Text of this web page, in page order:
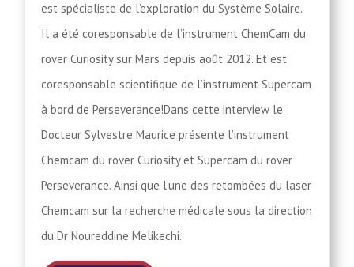
est spécialiste de l’exploration du Système Solaire.
Il a été coresponsable de l’instrument ChemCam du
rover Curiosity sur Mars depuis août 2012. Et est
coresponsable scientifique de l’instrument Supercam
à bord de Perseverance!Dans cette interview le
Docteur Sylvestre Maurice présente l’instrument
Chemcam du rover Curiosity et Supercam du rover
Perseverance. Ainsi que l’une des retombées du laser
Chemcam sur la recherche médicale sous la direction
du Dr Noureddine Melikechi.